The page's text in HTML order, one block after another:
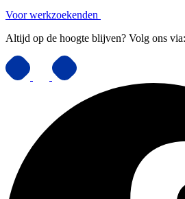
Voor werkzoekenden
Altijd op de hoogte blijven? Volg ons via: